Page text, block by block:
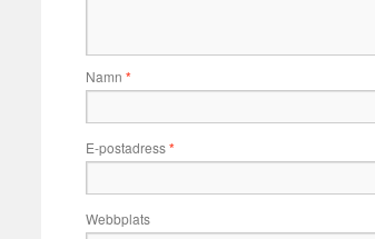
Namn *
E-postadress*
Webbplats